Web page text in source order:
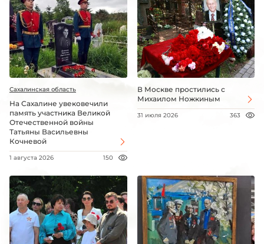
Сахалинская область
На Сахалине увековечили
память участника Великой
Отечественной войны
Татьяны Васильевны
Кочневой
1 августа 2026 150
В Москве простились с
Михаилом Ножкиным
31 июля 2026 363